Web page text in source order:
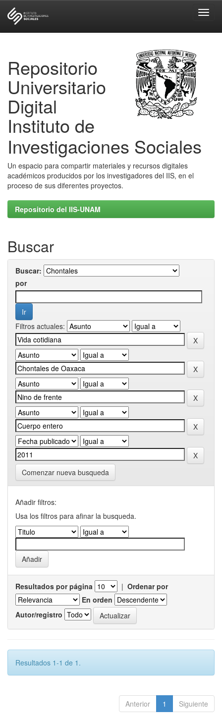
Repositorio
Universitario
Digital
Instituto de
Investigaciones Sociales
Un espacio para compartir materiales y recursos digitales
académicos producidos por los investigadores del IIS, en el
proceso de sus diferentes proyectos.
Repositorio del IIS-UNAM
Buscar
Buscar:
por
Filtros actuales:
Comenzar nueva busqueda
Añadir filtros:
Usa los filtros para afinar la busqueda.
Resultados por página | Ordenar por
En orden
Autor/registro
Resultados 1-1 de 1.
Anterior 1 Siguiente